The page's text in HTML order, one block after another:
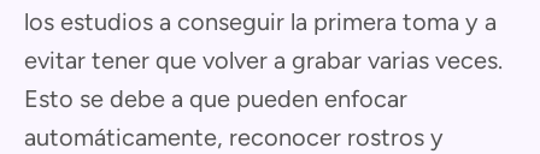
los estudios a conseguir la primera toma y a
evitar tener que volver a grabar varias veces.
Esto se debe a que pueden enfocar
automáticamente, reconocer rostros y